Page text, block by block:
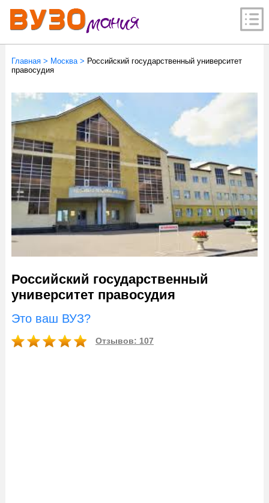
Главная> Москва> Российский государственный университет
правосудия
Российский государственный
университет правосудия
Это ваш ВУЗ?
Отзывов: 107